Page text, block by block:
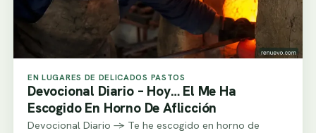
EN LUGARES DE DELICADOS PASTOS
Devocional Diario – Hoy… El Me Ha
Escogido En Horno De Aflicción
Devocional Diario -> Te he escogido en horno de